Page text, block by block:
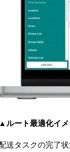
▲ルート最適化イ
送タスクの完了